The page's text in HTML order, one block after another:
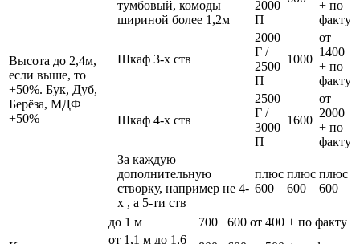
Высота до 2,4м,
если выше, то
+50%. Бук, Дуб,
Берёза, МДФ
+50%
тумбовый, комоды
шириной более 1,2м
2000
П
+ по
факту
Шкаф 3-х ств
2000
Г /
2500
П
1000
от
1400
+ по
факту
Шкаф 4-х ств
2500
Г /
3000
П
1600
от
2000
+ по
факту
За каждую
дополнительную
створку, например не 4-
х , а 5-ти ств
плюс
600
плюс
600
плюс
600
до 1 м 700 600 от 400 + по факту
от 1,1 м до 1,6